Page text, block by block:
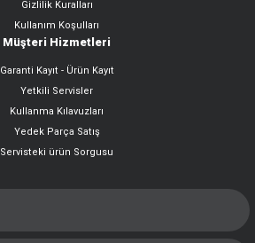
Gizlilik Kuralları
Kullanım Koşulları
Müşteri Hizmetleri
Garanti Kayıt - Ürün Kayıt
Yetkili Servisler
Kullanma Kılavuzları
Yedek Parça Satış
Servisteki ürün Sorgusu